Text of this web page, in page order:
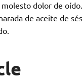
dolor de
de aceite de